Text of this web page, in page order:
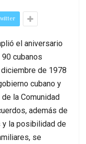
el aniversario
cubanos
de 1978
cubano y
la Comunidad
además de
y la posibilidad de
se